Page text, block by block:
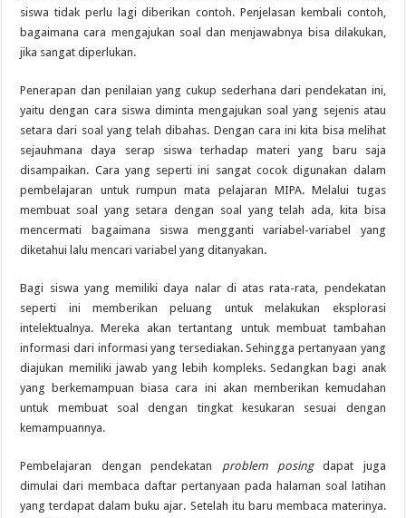
siswa tidak perlu lagi diberikan contoh. Penjelasan kembali contoh,
bagaimana cara mengajukan soal dan menjawabnya bisa dilakukan,
jika sangat diperlukan.
Penerapan dan penilaian yang cukup sederhana dari pendekatan ini,
yaitu dengan cara siswa diminta mengajukan soal yang sejenis atau
setara dari soal yang telah dibahas. Dengan cara ini kita bisa melihat
sejauhmana daya serap siswa terhadap materi yang baru saja
disampaikan. Cara yang seperti ini sangat cocok digunakan dalam
pembelajaran untuk rumpun mata pelajaran MIPA. Melalui tugas
membuat soal yang setara dengan soal yang telah ada, kita bisa
mencermati bagaimana siswa mengganti variabel-variabel yang
diketahui lalu mencari variabel yang ditanyakan.
Bagi siswa yang memiliki daya nalar di atas rata-rata, pendekatan
seperti ini memberikan peluang untuk melakukan eksplorasi
intelektualnya. Mereka akan tertantang untuk membuat tambahan
informasi dari informasi yang tersediakan. Sehingga pertanyaan yang
diajukan memiliki jawab yang lebih kompleks. Sedangkan bagi anak
yang berkemampuan biasa cara ini akan memberikan kemudahan
untuk membuat soal dengan tingkat kesukaran sesuai dengan
kemampuannya.
Pembelajaran dengan pendekatan problem posingdapat juga
dimulai dari membaca daftar pertanyaan pada halaman soal latihan
yang terdapat dalam buku ajar. Setelah itu baru membaca materinya.